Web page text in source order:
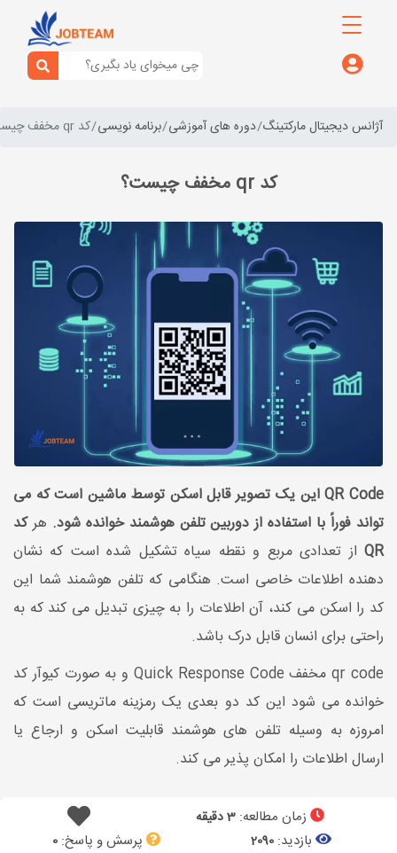
آژانس دیجیتال مارکتینگ دوره های آموزشی برنامه نویسی کد qr مخفف چیست؟
کد qr مخفف چیست؟
QR Code این یک تصویر قابل اسکن توسط ماشین است که می
تواند فوراً با استفاده از دوربین تلفن هوشمند خوانده شود. هرکد
QR از تعدادی مربع و نقطه سیاه تشکیل شده است که نشان
دهنده اطلاعات خاصی است. هنگامی که تلفن هوشمند شما این
کد را اسکن می کند، آن اطلاعات را به چیزی تبدیل می کند که به
راحتی برای انسان قابل درک باشد.
qr code مخفف Quick Response Code و به صورت کیوآر کد
خوانده می شود این کد دو بعدی یک رمزینه ماتریسی است که
امروزه به وسیله تلفن های هوشمند قابلیت اسکن و ارجاع یا
ارسال اطلاعات را امکان پذیر می کند.
زمان مطالعه: 3 دقیقه
بازدید: 2090 پرسش و پاسخ:0